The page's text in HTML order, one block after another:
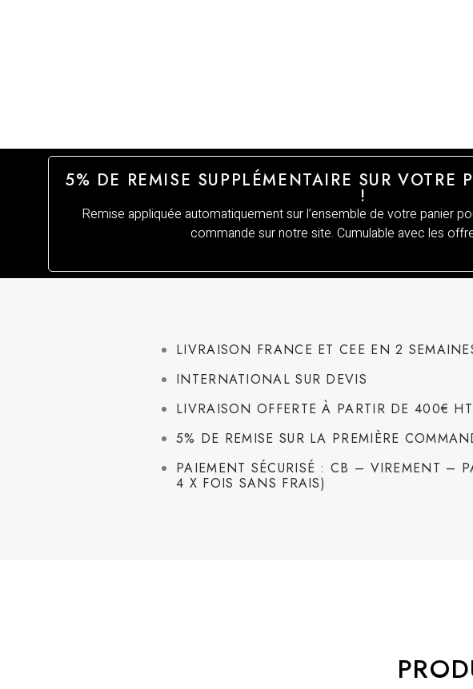
5% DE REMISE SUPPLÉMENTAIRE SUR VOTRE
!
Remise appliquée automatiquement sur l’ensemble de votre panier
commande sur notre site. Cumulable avec les
LIVRAISON FRANCE ET CEE EN 2
INTERNATIONAL SUR DEVIS
LIVRAISON OFFERTE À PARTIR DE 400€ HT
5% DE REMISE SUR LA PREMIÈRE
PAIEMENT SÉCURISÉ : CB – VIREMENT –
4 X FOIS SANS FRAIS)